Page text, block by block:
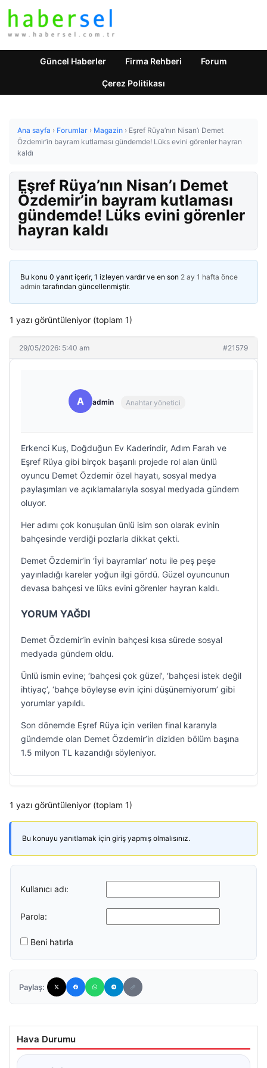
Güncel Haberler Firma Rehberi Forum
Çerez Politikası
Ana sayfa › Forumlar › Magazin › Eşref Rüya’nın Nisan’ı Demet
Özdemir’in bayram kutlaması gündemde! Lüks evini görenler hayran
kaldı
Eşref Rüya’nın Nisan’ı Demet
Özdemir’in bayram kutlaması
gündemde! Lüks evini görenler
hayran kaldı
Bu konu 0 yanıt içerir, 1 izleyen vardır ve en son 2 ay 1 hafta önce
admin tarafından güncellenmiştir.
1 yazı görüntüleniyor (toplam 1)
29/05/2026: 5:40 am #21579
A admin Anahtar yönetici
Erkenci Kuş, Doğduğun Ev Kaderindir, Adım Farah ve
Eşref Rüya gibi birçok başarılı projede rol alan ünlü
oyuncu Demet Özdemir özel hayatı, sosyal medya
paylaşımları ve açıklamalarıyla sosyal medyada gündem
oluyor.
Her adımı çok konuşulan ünlü isim son olarak evinin
bahçesinde verdiği pozlarla dikkat çekti.
Demet Özdemir’in ‘İyi bayramlar’ notu ile peş peşe
yayınladığı kareler yoğun ilgi gördü. Güzel oyuncunun
devasa bahçesi ve lüks evini görenler hayran kaldı.
YORUM YAĞDI
Demet Özdemir’in evinin bahçesi kısa sürede sosyal
medyada gündem oldu.
Ünlü ismin evine; ‘bahçesi çok güzel’, ‘bahçesi istek değil
ihtiyaç’, ‘bahçe böyleyse evin içini düşünemiyorum’ gibi
yorumlar yapıldı.
Son dönemde Eşref Rüya için verilen final kararıyla
gündemde olan Demet Özdemir’in diziden bölüm başına
1.5 milyon TL kazandığı söyleniyor.
1 yazı görüntüleniyor (toplam 1)
Bu konuyu yanıtlamak için giriş yapmış olmalısınız.
Kullanıcı adı:
Parola:
Beni hatırla
Paylaş:
Hava Durumu